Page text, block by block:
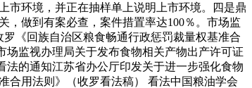
市环境，并正在抽样单上说明上市环境。四是鼎
，做到有案必查，案件措置率达100％。市场监
《回族自治区粮食畅通行政惩罚裁量权基准合
场监视办理局关于发布食物相关产物出产许可证
的通知江苏省办公厅印发关于进一步强化食物
合用法则》（收罗看法稿） 看法中国粮油学会